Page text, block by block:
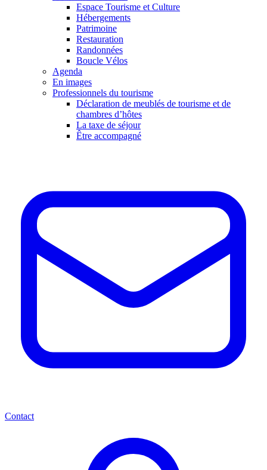
Espace Tourisme et Culture
Hébergements
Patrimoine
Restauration
Randonnées
Boucle Vélos
Agenda
En images
Professionnels du tourisme
Déclaration de meublés de tourisme et de
chambres d’hôtes
La taxe de séjour
Être accompagné
Contact